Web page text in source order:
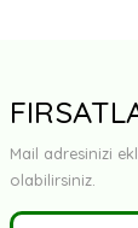
Mail adresinizi
olabilirsiniz.